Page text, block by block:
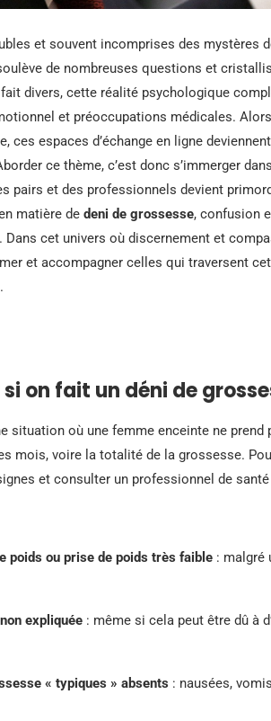
et souvent incomprises des mystères
de nombreuses questions et
divers, cette réalité psychologique
et préoccupations médicales.
ces espaces d’échange en ligne
ce thème, c’est donc s’immerger
pairs et des professionnels devient
matière de deni de grossesse, confusion
cet univers où discernement et
et accompagner celles qui traversent
on fait un déni de
situation où une femme enceinte ne
mois, voire la totalité de la grossesse.
et consulter un professionnel de
poids ou prise de poids très faible : malgré
expliquée : même si cela peut être dû à
« typiques » absents : nausées,